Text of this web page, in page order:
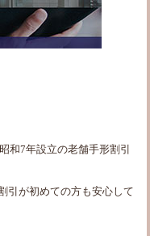
和7年設立の老舗手形割引
引が初めての方も安心して